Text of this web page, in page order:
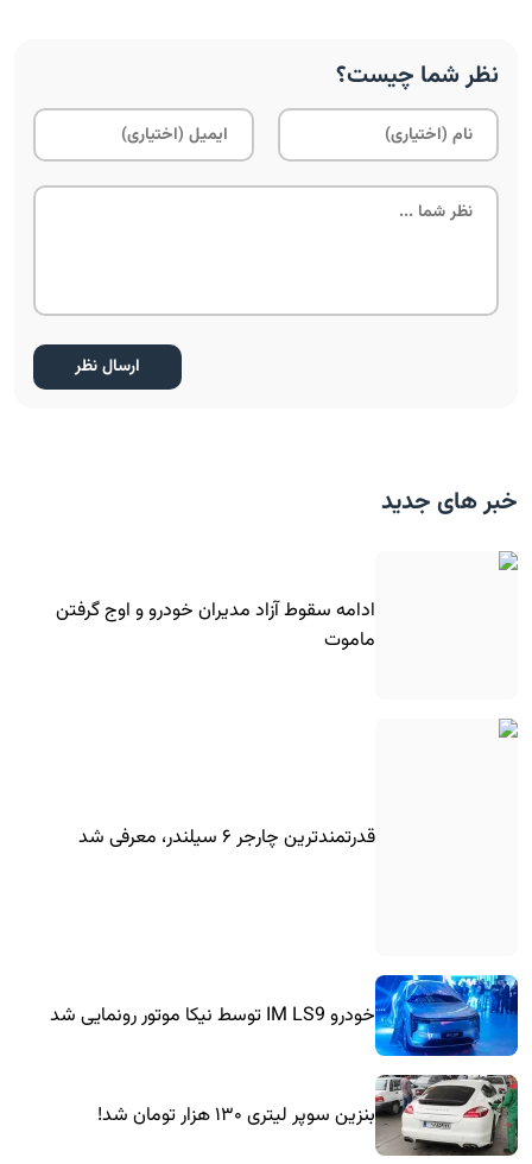
نظر شما چیست؟
خبر های جدید
ادامه سقوط آزاد مدیران خودرو و اوج گرفتن
ماموت
قدرتمندترین چارجر ۶ سیلندر، معرفی شد
خودرو IM LS9 توسط نیکا موتور رونمایی شد
بنزین سوپر لیتری ۱۳۰ هزار تومان شد!